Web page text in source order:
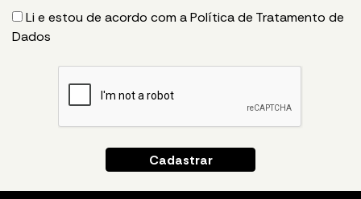
Li e estou de acordo com a Política de Tratamento de
Dados